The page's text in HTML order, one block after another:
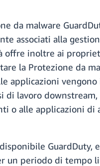
da malware
associati alla
offre inoltre ai
la Protezione da
applicazioni
di lavoro
o alle applicazioni di
GuardDuty,
un periodo di tempo